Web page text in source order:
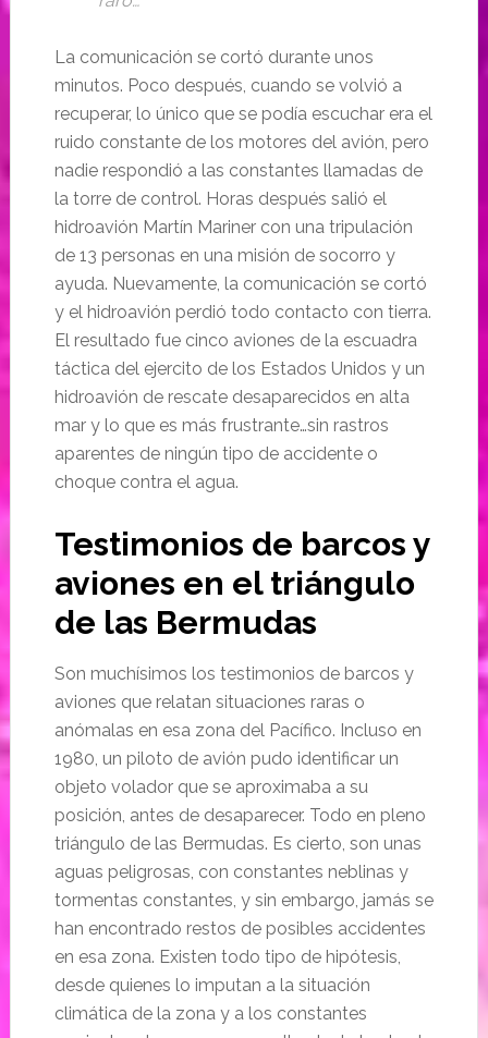
La comunicación se cortó durante unos
minutos. Poco después, cuando se volvió a
recuperar, lo único que se podía escuchar era el
ruido constante de los motores del avión, pero
nadie respondió a las constantes llamadas de
la torre de control. Horas después salió el
hidroavión Martín Mariner con una tripulación
de 13 personas en una misión de socorro y
ayuda. Nuevamente, la comunicación se cortó
y el hidroavión perdió todo contacto con tierra.
El resultado fue cinco aviones de la escuadra
táctica del ejercito de los Estados Unidos y un
hidroavión de rescate desaparecidos en alta
mar y lo que es más frustrante…sin rastros
aparentes de ningún tipo de accidente o
choque contra el agua.
Testimonios de barcos y
aviones en el triángulo
de las Bermudas
Son muchísimos los testimonios de barcos y
aviones que relatan situaciones raras o
anómalas en esa zona del Pacífico. Incluso en
1980, un piloto de avión pudo identificar un
objeto volador que se aproximaba a su
posición, antes de desaparecer. Todo en pleno
triángulo de las Bermudas. Es cierto, son unas
aguas peligrosas, con constantes neblinas y
tormentas constantes, y sin embargo, jamás se
han encontrado restos de posibles accidentes
en esa zona. Existen todo tipo de hipótesis,
desde quienes lo imputan a la situación
climática de la zona y a los constantes